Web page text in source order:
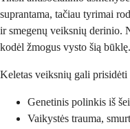
suprantama, tačiau tyrimai
ir smegenų veiksnių derinio.
kodėl žmogus vysto šią būklę.
Keletas veiksnių gali
Genetinis polinkis iš
Vaikystės trauma,